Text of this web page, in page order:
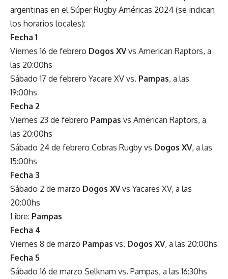
argentinas en el Súper Rugby Américas 2024 (se indican
los horarios locales):
Fecha 1
Viernes 16 de febrero Dogos XVvs American Raptors, a
las 20:00hs
Sábado 17 de febrero Yacare XV vs. Pampas, a las
19:00hs
Fecha 2
Viernes 23 de febrero Pampas vs American Raptors, a
las 20:00hs
Sábado 24 de febrero Cobras Rugby vs Dogos XV, a las
15:00hs
Fecha 3
Sábado 2 de marzo Dogos XVvs Yacares XV, a las
20:00hs
Libre: Pampas
Fecha 4
Viernes 8 de marzo Pampas vs. Dogos XV, a las 20:00hs
Fecha 5
Sábado 16 de marzo Selknam vs. Pampas, a las 16:30hs